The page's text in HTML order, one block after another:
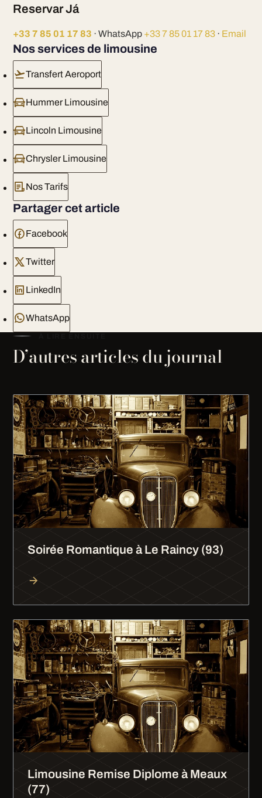
Reservar Já
+33 7 85 01 17 83 · WhatsApp +33 7 85 01 17 83· Email
Nos services de limousine
Transfert Aeroport
Hummer Limousine
Lincoln Limousine
Chrysler Limousine
Nos Tarifs
Partager cet article
Facebook
Twitter
LinkedIn
WhatsApp
D’autres articles du journal
Soirée Romantique à Le Raincy (93)
Limousine Remise Diplome à Meaux
(77)